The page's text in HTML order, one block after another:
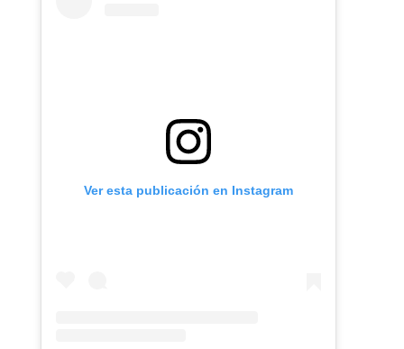
Ver esta publicación en Instagram